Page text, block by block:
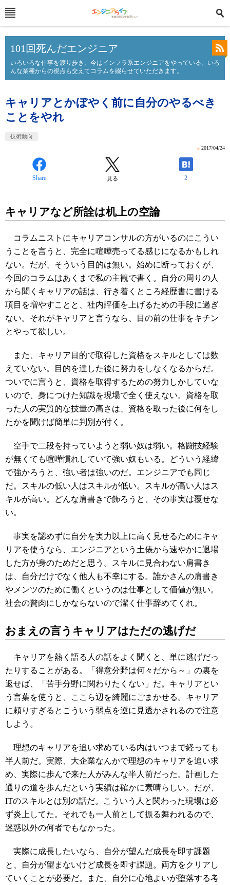
101回死んだエンジニア
いろいろな仕事を渡り歩き、今はインフラ系エンジニアをやっている。いろ
んな業種からの視点も交えてコラムを綴らせていただきます。
キャリアとかぼやく前に自分のやるべき
ことをやれ
技術動向
» 2017/04/24
Share 見る 2
キャリアなど所詮は机上の空論
コラムニストにキャリアコンサルの方がいるのにこうい
うことを言うと、完全に喧嘩売ってる感じになるかもしれ
ない。だが、そういう目的は無い。始めに断っておくが、
今回のコラムはあくまで私の主観で書く。自分の周りの人
から聞くキャリアの話は、行き着くところ経歴書に書ける
項目を増やすことと、社内評価を上げるための手段に過ぎ
ない。それがキャリアと言うなら、目の前の仕事をキチン
とやって欲しい。
また、キャリア目的で取得した資格をスキルとしては数
えていない。目的を達した後に努力をしなくなるからだ。
ついでに言うと、資格を取得するための努力しかしていな
いので、身につけた知識を現場で全く使えない。資格を取
った人の実質的な技量の高さは、資格を取った後に何をし
たかを聞けば簡単に判別が付く。
空手で二段を持っていようと弱い奴は弱い。格闘技経験
が無くても喧嘩慣れしていて強い奴もいる。どういう経緯
で強かろうと、強い者は強いのだ。エンジニアでも同じ
だ。スキルの低い人はスキルが低い。スキルが高い人はス
キルが高い。どんな肩書きで飾ろうと、その事実は覆せな
い。
事実を認めずに自分を実力以上に高く見せるためにキャ
リアを使うなら、エンジニアという土俵から速やかに退場
した方が身のためだと思う。スキルに見合わない肩書き
は、自分だけでなく他人も不幸にする。誰かさんの肩書き
やメンツのために働くというのは仕事として価値が無い。
社会の贅肉にしかならないので潔く仕事辞めてくれ。
おまえの言うキャリアはただの逃げだ
キャリアを熱く語る人の話をよく聞くと、単に逃げだっ
たりすることがある。「得意分野は何々だから～」の裏を
返せば、「苦手分野に関わりたくない」だ。キャリアとい
う言葉を使うと、ここら辺を綺麗にごまかせる。キャリア
に頼りすぎるとこういう弱点を逆に見透かされるので注意
しよう。
理想のキャリアを追い求めている内はいつまで経っても
半人前だ。実際、大企業なんかで理想のキャリアを追い求
め、実際に歩んで来た人がみんな半人前だった。計画した
通りの道を歩んだという実績は確かに素晴らしい。だが、
ITのスキルとは別の話だ。こういう人と関わった現場は必
ず炎上してた。それでも一人前として振る舞われるので、
迷惑以外の何者でもなかった。
実際に成長したいなら、自分が望んだ成長を即す課題
と、自分が望まないけど成長を即す課題。両方をクリアし
ていくことが必要だ。また、自分に心地よいが堕落する考